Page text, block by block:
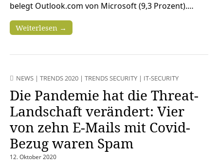
belegt Outlook.com von Microsoft (9,3 Prozent).…
Weiterlesen →
NEWS | TRENDS 2020 | TRENDS SECURITY | IT-SECURITY
Die Pandemie hat die Threat-
Landschaft verändert: Vier
von zehn E-Mails mit Covid-
Bezug waren Spam
12. Oktober 2020